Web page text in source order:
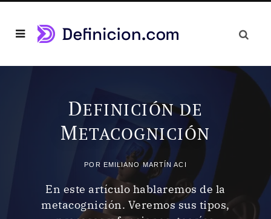
DEFINICIÓN DE
METACOGNICIÓN
POR EMILIANO MARTÍN ACI
En este artículo hablaremos de la
metacognición. Veremos sus tipos,